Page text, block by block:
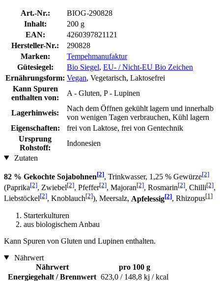
Art.-Nr.:
BIOG-290828
Inhalt:
200 g
EAN:
4260397821121
Hersteller-Nr.:
290828
Marken:
Tempehmanufaktur
Gütesiegel:
Bio Siegel, EU- / Nicht-EU Bio Zeichen
Ernährungsform: Vegan, Vegetarisch, Laktosefrei
Kann Spuren
enthalten von:
A - Gluten, P - Lupinen
Lagerhinweis:
Nach dem Öffnen gekühlt lagern und innerhalb
von wenigen Tagen verbrauchen, Kühl lagern
Eigenschaften:
frei von Laktose, frei von Gentechnik
Ursprung
Rohstoff:
Indonesien
Zutaten
82 % Gekochte Sojabohnen[2], Trinkwasser, 1,25 % Gewürze[2]
(Paprika[2], Zwiebel[2], Pfeffer[2], Majoran[2], Rosmarin[2], Chilli[2],
Liebstöckel[2], Knoblauch[2]), Meersalz, Apfelessig[2], Rhizopus[1]
Starterkulturen
aus biologischem Anbau
Kann Spuren von Gluten und Lupinen enthalten.
Nährwert
Nährwert
pro 100 g
Energiegehalt / Brennwert 623,0 / 148,8 kj / kcal